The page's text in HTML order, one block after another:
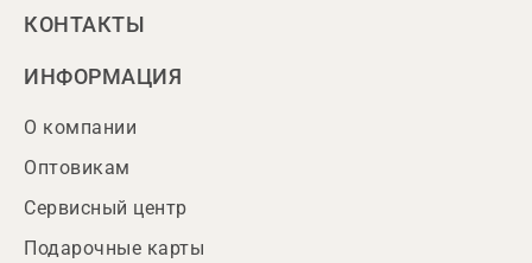
КОНТАКТЫ
ИНФОРМАЦИЯ
О компании
Оптовикам
Сервисный центр
Подарочные карты